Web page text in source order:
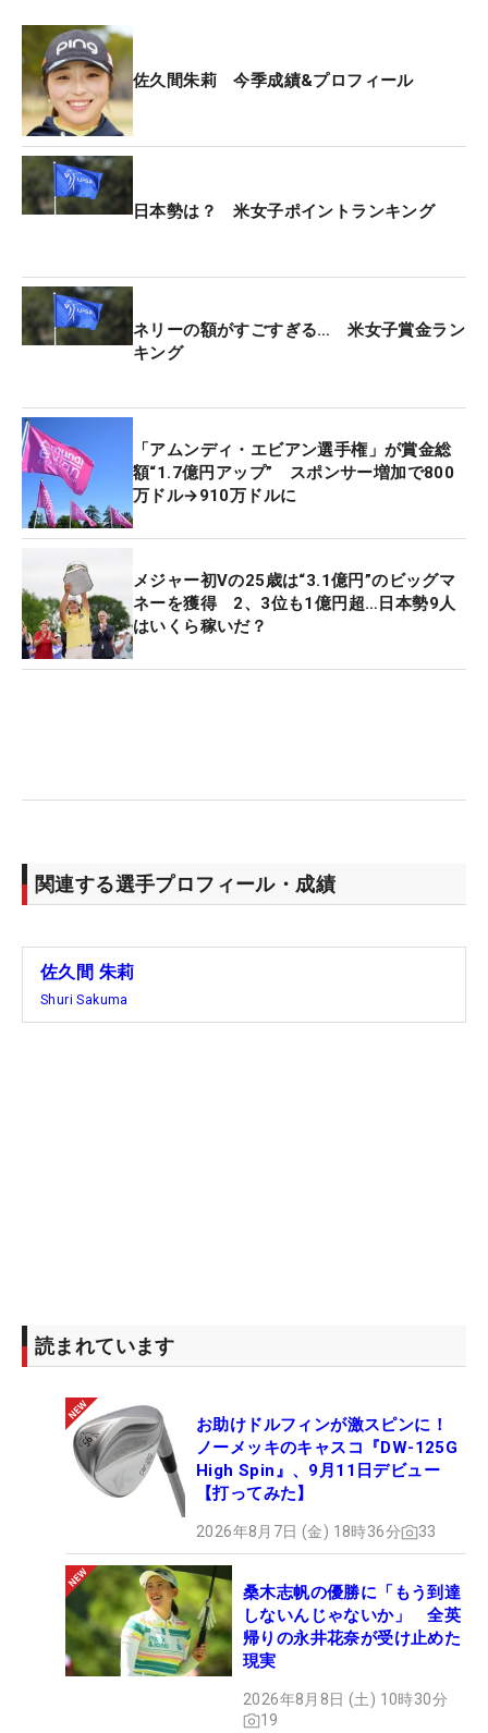
「結果も大事ですけど、結果だけを見すぎて、最近
はなかなかうまくいってない。“こうしたい”、“こう
なりたい”という理想像に向かって、今はただひたす
らに突き進んでる。今週も結果だけに左右されない
ように」。これがタフな戦いに挑んでいる理由だ。
はスキップ。フランスに3日（金）に入って、調整
の時間に充てた。すでに18ホールの確認も終了。
「狭くて、フェアウェイの傾斜がきついホールが多
トがキーになりますね」。そして「関西はこういう
コースが多いから、フランスというより関西に来た
気分になりますね」と言って笑うが、エビアン・リ
ゾートGCの特徴は、そのままスコアを左右するカギ
になる。
それでも、自信を得られる要素も多い。全長6479ヤ
ードは、これまでのメジャーに比べ距離が短く、
「私の距離でも2オンを狙えたり、フェアウェイが
いる小林浩美・現日本女子プロゴルフ協会会長と回
り、『私も勝ってるから大丈夫よ』という言葉で背
でメジャー制覇も果たしており、ここが“日本人向
ム&セントアンズGC/イングランド）でプレー。ここ
からも「こんなに行って、帰ってという日程を組ん
だことがないので、ちょっと心配です。無理せずに
体と向き合えれば」という“未知の領域”に挑んでい
借りている家の前には、すぐにレマン湖が広がり、
そこが散歩コースにもなっている。「コースから見
える景色も、街を歩いていてもキレイ。そこも楽し
みながら」と雰囲気も満喫している。2年前の「日
立3ツアーズ選手権」時には、古江がつけていたこ
の大会の優勝者がもらえる副賞のロレックスの腕時
計にも目を奪われた。「名前とかも入っていて“わ
ー”ってなりました。かっこよかった。名誉なことで
佐久間朱莉 今季成績&プロフィール
日本勢は？ 米女子ポイントランキング
ネリーの額がすごすぎる… 米女子賞金ラン
キング
「アムンディ・エビアン選手権」が賞金総
額“1.7億円アップ” スポンサー増加で800
万ドル→910万ドルに
メジャー初Vの25歳は“3.1億円”のビッグマ
ネーを獲得 2、3位も1億円超…日本勢9人
はいくら稼いだ？
関連する選手プロフィール・成績
佐久間 朱莉
Shuri Sakuma
読まれています
お助けドルフィンが激スピンに！
ノーメッキのキャスコ『DW-125G
High Spin』、9月11日デビュー
【打ってみた】
2026年8月7日 (金) 18時36分 33
桑木志帆の優勝に「もう到達
しないんじゃないか」 全英
帰りの永井花奈が受け止めた
現実
2026年8月8日 (土) 10時30分
19